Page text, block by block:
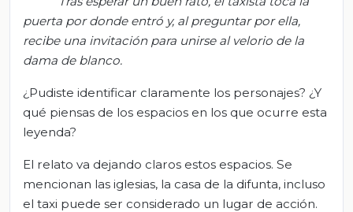
puerta por donde entró y, al preguntar por ella,
recibe una invitación para unirse al velorio de la
dama de blanco.
¿Pudiste identificar claramente los personajes? ¿Y
qué piensas de los espacios en los que ocurre esta
leyenda?
El relato va dejando claros estos espacios. Se
mencionan las iglesias, la casa de la difunta, incluso
el taxi puede ser considerado un lugar de acción.